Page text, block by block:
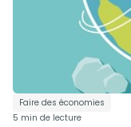
Faire des économies
5 min de lecture